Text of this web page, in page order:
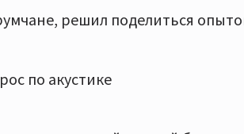
решил поделиться
по акустике